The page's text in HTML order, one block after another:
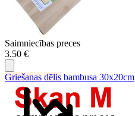
Saimniecības preces
3.50 €
Griešanas dēlis bambusa 30x20cm